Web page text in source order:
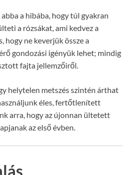
a hibába, hogy túl gyakran
a rózsákat, ami kedvez a
hogy ne keverjük össze a
gondozási igényük lehet; mindig
fajta jellemzőiről.
helytelen metszés szintén árthat
éles, fertőtlenített
arra, hogy az újonnan ültetett
az első évben.